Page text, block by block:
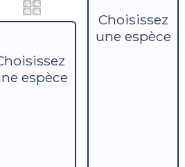
espèce
Choisissez
une espèce